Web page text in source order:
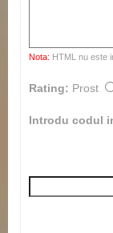
Nota: HTML nu este
Rating: Prost
Introdu codul